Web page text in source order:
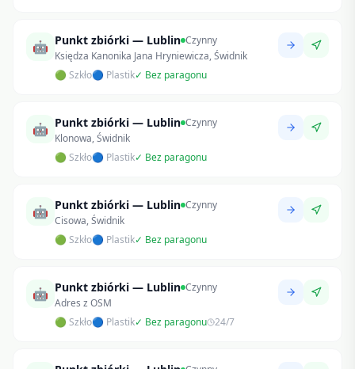
🤖 Punkt zbiórki — Lublin Czynny
Księdza Kanonika Jana Hryniewicza, Świdnik
🟢 Szkło🔵 Plastik✓ Bez paragonu
🤖 Punkt zbiórki — Lublin Czynny
Klonowa, Świdnik
🟢 Szkło🔵 Plastik✓ Bez paragonu
🤖 Punkt zbiórki — Lublin Czynny
Cisowa, Świdnik
🟢 Szkło🔵 Plastik✓ Bez paragonu
🤖 Punkt zbiórki — Lublin Czynny
Adres z OSM
🟢 Szkło🔵 Plastik✓ Bez paragonu 24/7